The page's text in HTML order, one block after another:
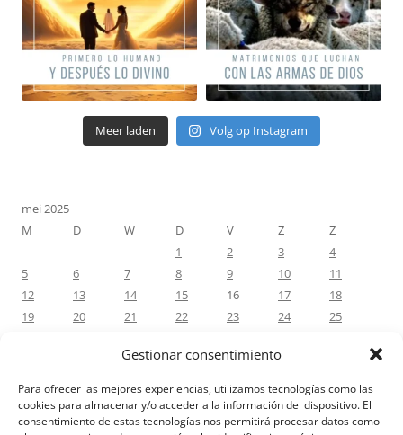
Gestionar consentimiento
Para ofrecer las mejores experiencias, utilizamos tecnologías como las
cookies para almacenar y/o acceder a la información del dispositivo. El
consentimiento de estas tecnologías nos permitirá procesar datos como
Meer laden Volg op Instagram
mei 2025
M
D W D V Z
Z
1
2 3
4
5
6 7 8 9 10
11
12
13 14 15 16 17
18
19
20 21 22 23 24
25
RECENTE REACTIES